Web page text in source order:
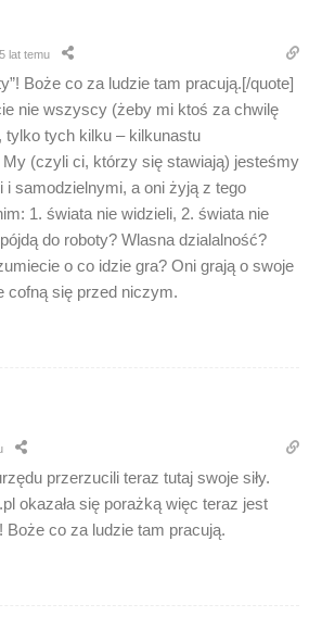
lat temu
Boże co za ludzie tam pracują.[/quote]
nie wszyscy (żeby mi ktoś za chwilę
tylko tych kilku – kilkunastu
My (czyli ci, którzy się stawiają) jesteśmy
i samodzielnymi, a oni żyją z tego
1. świata nie widzieli, 2. świata nie
do roboty? Wlasna dzialalność?
o co idzie gra? Oni grają o swoje
cofną się przed niczym.
przerzucili teraz tutaj swoje siły.
okazała się porażką więc teraz jest
Boże co za ludzie tam pracują.